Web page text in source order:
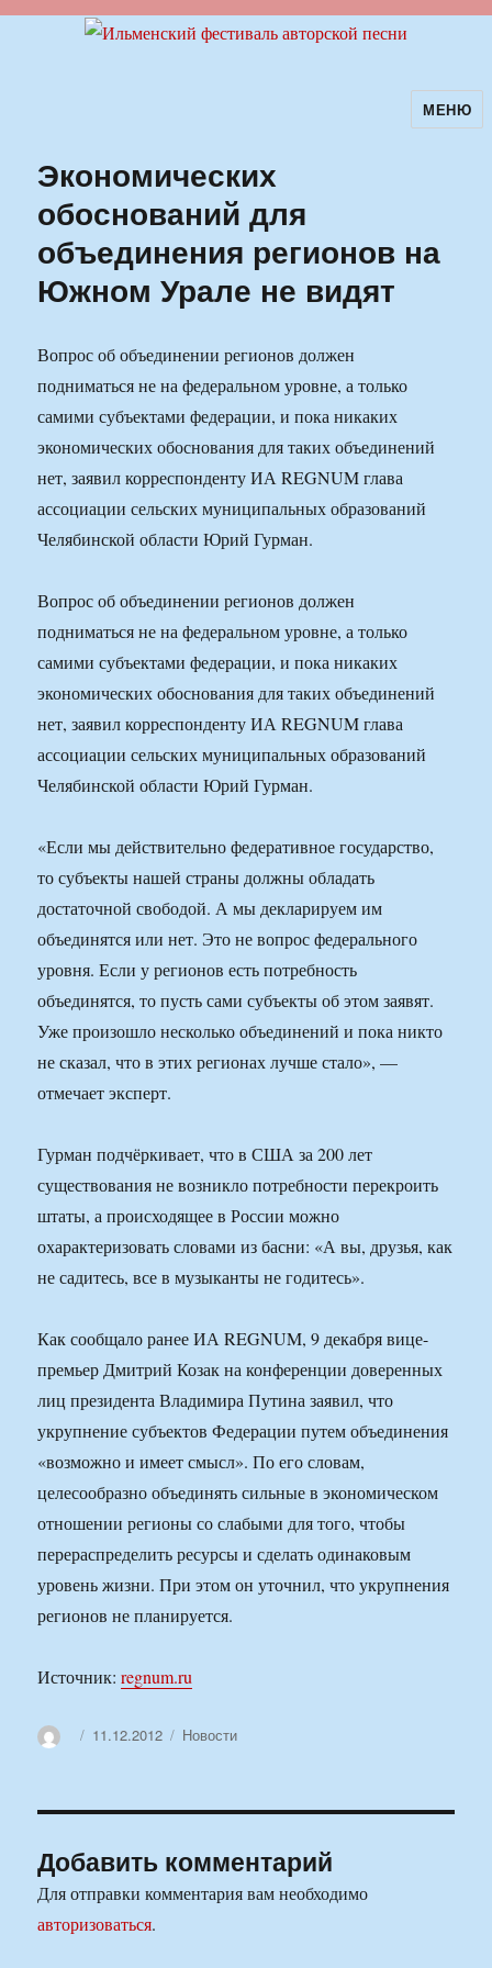
Ильменский фестиваль авторскойМЕНЮ
Экономических
обоснований для
объединения регионов на
Южном Урале не видят
Вопрос об объединении регионов должен
подниматься не на федеральном уровне, а только
самими субъектами федерации, и пока никаких
экономических обоснования для таких объединений
нет, заявил корреспонденту ИА REGNUM глава
ассоциации сельских муниципальных образований
Челябинской области Юрий Гурман.
Вопрос об объединении регионов должен
подниматься не на федеральном уровне, а только
самими субъектами федерации, и пока никаких
экономических обоснования для таких объединений
нет, заявил корреспонденту ИА REGNUM глава
ассоциации сельских муниципальных образований
Челябинской области Юрий Гурман.
«Если мы действительно федеративное государство,
то субъекты нашей страны должны обладать
достаточной свободой. А мы декларируем им
объединятся или нет. Это не вопрос федерального
уровня. Если у регионов есть потребность
объединятся, то пусть сами субъекты об этом заявят.
Уже произошло несколько объединений и пока никто
не сказал, что в этих регионах лучше стало», —
отмечает эксперт.
Гурман подчёркивает, что в США за 200 лет
существования не возникло потребности перекроить
штаты, а происходящее в России можно
охарактеризовать словами из басни: «А вы, друзья, как
не садитесь, все в музыканты не годитесь».
Как сообщало ранее ИА REGNUM, 9 декабря вице-
премьер Дмитрий Козак на конференции доверенных
лиц президента Владимира Путина заявил, что
укрупнение субъектов Федерации путем объединения
«возможно и имеет смысл». По его словам,
целесообразно объединять сильные в экономическом
отношении регионы со слабыми для того, чтобы
перераспределить ресурсы и сделать одинаковым
уровень жизни. При этом он уточнил, что укрупнения
регионов не планируется.
Источник:regnum.ru
АвторОпубликовано
11.12.2012 Рубрики
Новости
Добавить комментарий
Для отправки комментария вам необходимо
авторизоваться.